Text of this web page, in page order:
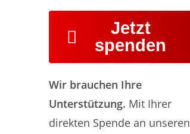
Jetzt
spenden
Wir brauchen Ihre
Unterstützung. Mit Ihrer
direkten Spende an unseren